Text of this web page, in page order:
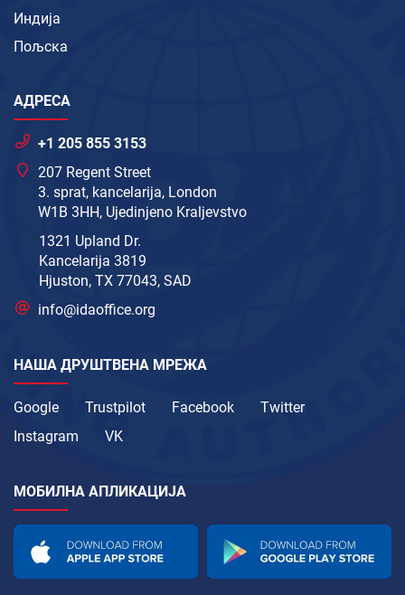
Индија
Пољска
АДРЕСА
+1 205 855 3153
207 Regent Street
3. sprat, kancelarija, London
W1B 3HH, Ujedinjeno Kraljevstvo
1321 Upland Dr.
Kancelarija 3819
Hjuston, TX 77043, SAD
info@idaoffice.org
НАША ДРУШТВЕНА МРЕЖА
Google Trustpilot Facebook
Twitter
Instagram
VK
МОБИЛНА АПЛИКАЦИЈА